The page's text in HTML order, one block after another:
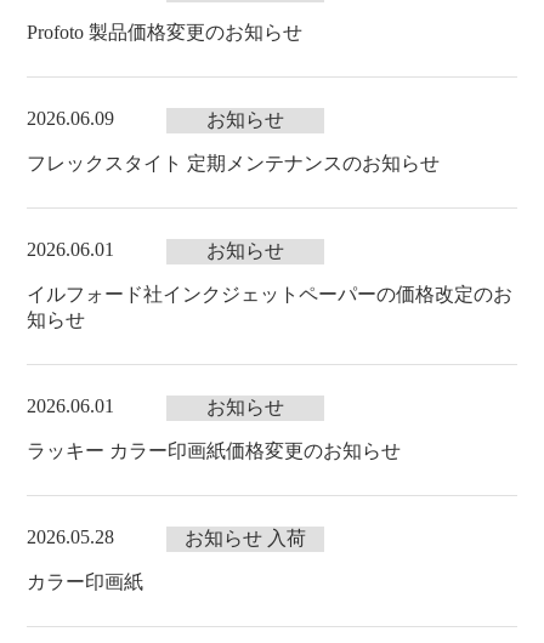
Profoto 製品価格変更のお知らせ
2026.06.09 お知らせ
フレックスタイト 定期メンテナンスのお知らせ
2026.06.01 お知らせ
イルフォード社インクジェットペーパーの価格改定のお
知らせ
2026.06.01 お知らせ
ラッキー カラー印画紙価格変更のお知らせ
2026.05.28 お知らせ 入荷
カラー印画紙